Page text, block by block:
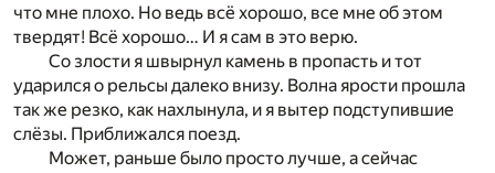
что мне плохо. Но ведь всё хорошо, все мне об этом
твердят! Всё хорошо… И я сам в это верю.
Со злости я швырнул камень в пропасть и тот
ударился о рельсы далеко внизу. Волна ярости прошла
так же резко, как нахлынула, и я вытер подступившие
слёзы. Приближался поезд.
Может, раньше было просто лучше, а сейчас